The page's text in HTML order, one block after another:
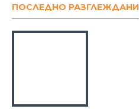
ПОСЛЕДНО РАЗГЛЕЖДАНИ